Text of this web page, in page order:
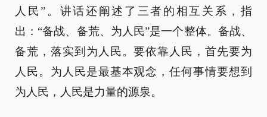
人民”。讲话还阐述了三者的相互关系，指
出：“备战、备荒、为人民”是一个整体。备战、
备荒，落实到为人民。要依靠人民，首先要为
人民。为人民是最基本观念，任何事情要想到
为人民，人民是力量的源泉。